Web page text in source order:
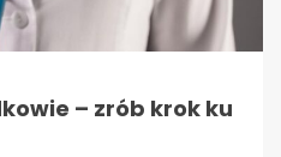
– zrób krok ku